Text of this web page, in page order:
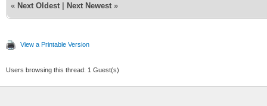
« Next Oldest Next Newest »
View a Printable Version
Users browsing this thread: 1 Guest(s)